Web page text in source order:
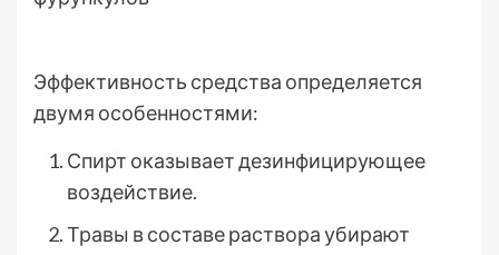
Эффективность средства определяется
двумя особенностями:
Спирт оказывает дезинфицирующее
воздействие.
Травы в составе раствора убирают